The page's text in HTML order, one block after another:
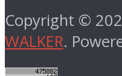
Copyright ©
WALKER.